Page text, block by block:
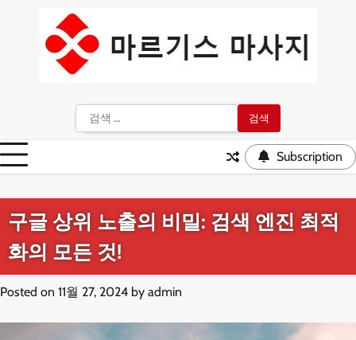
색:
Subscription
구글 상위 노출의 비밀: 검색 엔진 최적
화의 모든 것!
Posted on 11월 27, 2024 by admin